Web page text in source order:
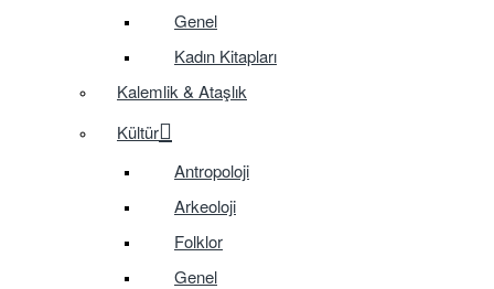
Genel
Kadın Kitapları
Kalemlik & Ataşlık
Kültür
Antropoloji
Arkeoloji
Folklor
Genel